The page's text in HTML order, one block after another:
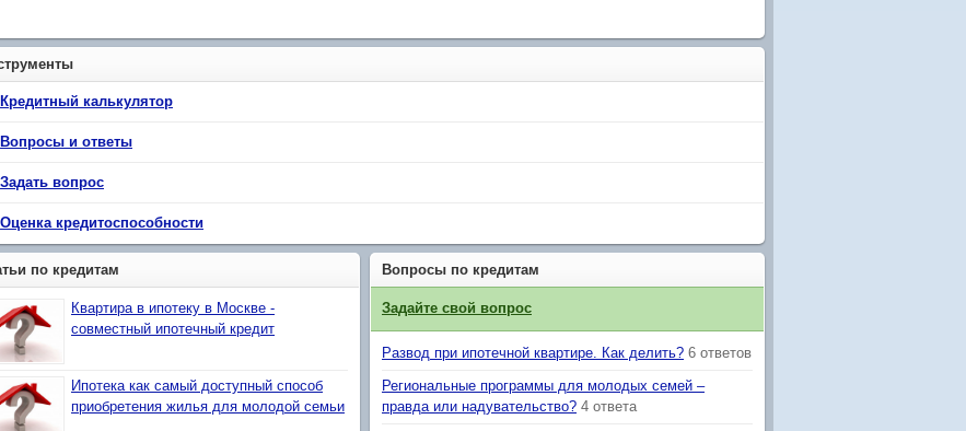
Кредитный калькулятор
Вопросы и ответы
Задать вопрос
Оценка кредитоспособности
по кредитам
Квартира в ипотеку в Москве -
совместный ипотечный кредит
Ипотека как самый доступный способ
приобретения жилья для молодой семьи
Вопросы по кредитам
Задайте свой вопрос
Развод при ипотечной квартире. Как делить? 6 ответов
Региональные программы для молодых семей –
правда или надувательство? 4 ответа